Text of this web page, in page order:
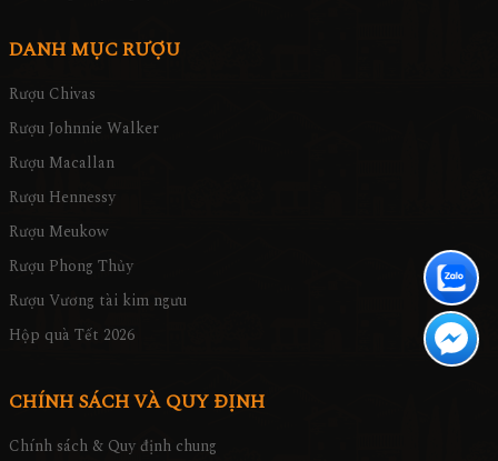
DANH MỤC RƯỢU
Rượu Chivas
Rượu Johnnie Walker
Rượu Macallan
Rượu Hennessy
Rượu Meukow
Rượu Phong Thủy
Rượu Vương tài kim ngưu
Hộp quà Tết 2026
CHÍNH SÁCH VÀ QUY ĐỊNH
Chính sách & Quy định chung